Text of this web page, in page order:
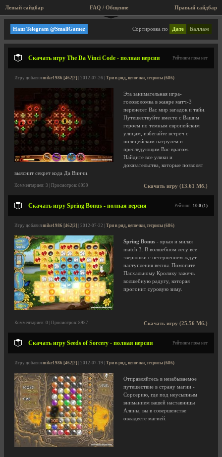
Левый сайдбар Правый сайдбар
FAQ / Общение
Три в ряд, цепочки, тетрисы
Сортировка по Дате Баллам
Наш Telegram @SmallGamez
Скачать игру The Da Vinci Code - полная версия Рейтинга пока нет
Игру добавил mike1986 [462|2] | 2012-07-26 | Три в ряд, цепочки, тетрисы (686)
Эта занимательная игра-
головоломка в жанре матч-3
перенесет Вас мир загадок и тайн.
Путешествуйте вместе с Вашим
героем по темным европейским
улицам, избегайте встреч с
полицейским патрулем и
преследующим Вас врагом.
Найдите все улики и
доказательства, которые позволят
выяснит секрет кода Да Винчи.
Скачать игру (13.61 Мб.)
Комментариев: 3 | Просмотров: 8959
Скачать игру Spring Bonus - полная версия Рейтинг: 10.0 (1)
Игру добавил mike1986 [462|2] | 2012-07-22 | Три в ряд, цепочки, тетрисы (686)
Spring Bonus - яркая и милая
match 3. В волшебном лесу все
зверюшки с нетерпением ждут
наступления весны. Помогите
Пасхальному Кролику зажечь
волшебную радугу, которая
прогонит суровую зиму.
Скачать игру (25.56 Мб.)
Комментариев: 0 | Просмотров: 8957
Скачать игру Seeds of Sorcery - полная версия Рейтинга пока нет
Игру добавил mike1986 [462|2] | 2012-07-19 | Три в ряд, цепочки, тетрисы (686)
Отправляйтесь в незабываемое
путешествие в страну магии -
Сорсерию, где под неусыпным
вниманием вашей наставницы
Алины, вы в совершенстве
овладеете магией.